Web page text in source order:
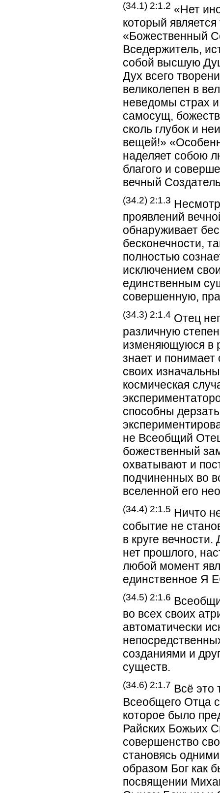
(34.1) 2:1.2 «Нет
который
«Божественный
Вседержитель,
собой высшую
Дух всего
великолепен в
неведомы страх
самосущ,
сколь глубок и
вещей!»
наделяет собою
благого и
вечный
(34.2) 2:1.3
проявлений
обнаруживает
бесконечности,
полностью
исключением
единственным
совершенную,
(34.3) 2:1.4 Отец
различную
изменяющуюся в
знает и понимает
своих
космическая
способны
не Всеобщий
божественный
охватывают и
подчиненных во
вселенной его
(34.4) 2:1.5 Ничто
событие не
в круге
нет прошлого,
любой момент
единственное Я
(34.5) 2:1.6
во всех своих
автоматически
созданиями и
существ.
(34.6) 2:1.7 Всё это
Всеобщего Отца
которое было
Райских Божьих
совершенство
становясь
образом Бог как
посвящении